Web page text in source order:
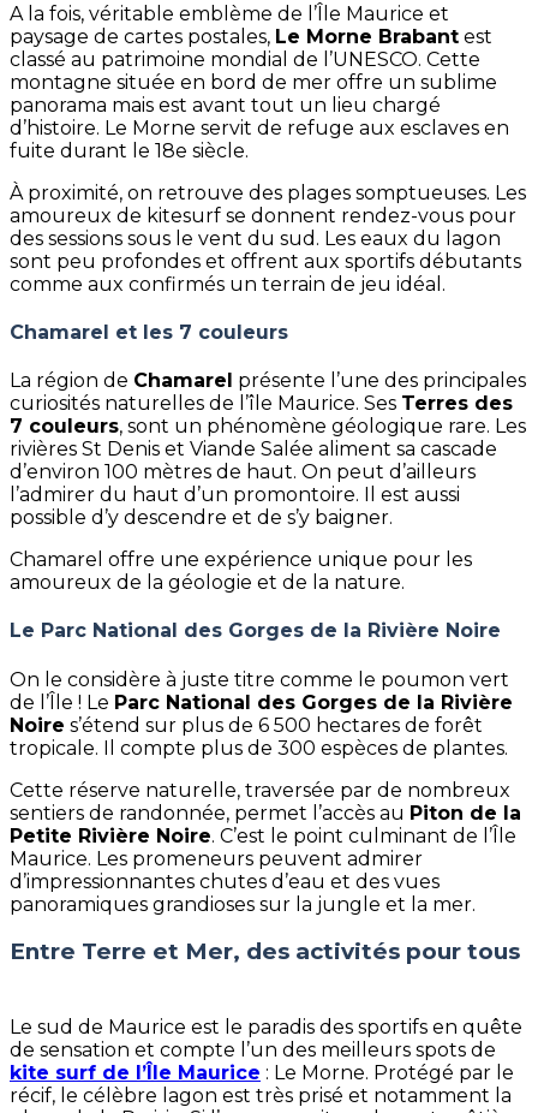
A la fois, véritable emblème de l’Île Maurice et
paysage de cartes postales, Le Morne Brabant est
classé au patrimoine mondial de l’UNESCO. Cette
montagne située en bord de mer offre un sublime
panorama mais est avant tout un lieu chargé
d’histoire. Le Morne servit de refuge aux esclaves en
fuite durant le 18e siècle.
À proximité, on retrouve des plages somptueuses. Les
amoureux de kitesurf se donnent rendez-vous pour
des sessions sous le vent du sud. Les eaux du lagon
sont peu profondes et offrent aux sportifs débutants
comme aux confirmés un terrain de jeu idéal.
Chamarel et les 7 couleurs
La région de Chamarel présente l’une des principales
curiosités naturelles de l’île Maurice. Ses Terres des
7 couleurs, sont un phénomène géologique rare. Les
rivières St Denis et Viande Salée aliment sa cascade
d’environ 100 mètres de haut. On peut d’ailleurs
l’admirer du haut d’un promontoire. Il est aussi
possible d’y descendre et de s’y baigner.
Chamarel offre une expérience unique pour les
amoureux de la géologie et de la nature.
Le Parc National des Gorges de la Rivière Noire
On le considère à juste titre comme le poumon vert
de l’Île ! Le Parc National des Gorges de la Rivière
Noire s’étend sur plus de 6 500 hectares de forêt
tropicale. Il compte plus de 300 espèces de plantes.
Cette réserve naturelle, traversée par de nombreux
sentiers de randonnée, permet l’accès au Piton de la
Petite Rivière Noire. C’est le point culminant de l’Île
Maurice. Les promeneurs peuvent admirer
d’impressionnantes chutes d’eau et des vues
panoramiques grandioses sur la jungle et la mer.
Entre Terre et Mer, des activités pour tous
Le sud de Maurice est le paradis des sportifs en quête
de sensation et compte l’un des meilleurs spots de
kite surf de l’Île Maurice : Le Morne. Protégé par le
récif, le célèbre lagon est très prisé et notamment la